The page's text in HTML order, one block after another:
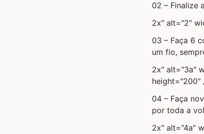
02 – Finalize
2x" alt="2"
03 – Faça 6
um fio,
2x" alt="3a"
height="200"
04 – Faça
por toda a
2x" alt="4a"